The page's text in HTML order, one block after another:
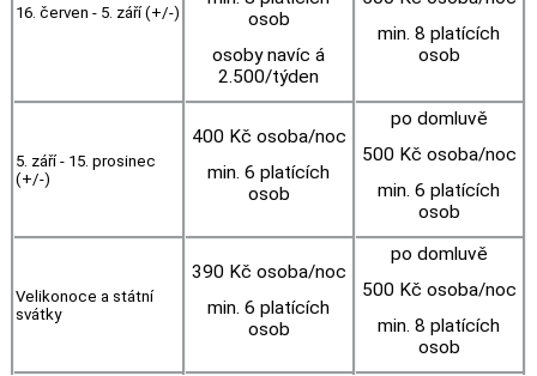
16. červen - 5. září (+/-)
osob
osoby navíc á
2.500/týden
min. 8 platících
osob
5. září - 15. prosinec
(+/-)
400 Kč osoba/noc
min. 6 platících
osob
po domluvě
500 Kč osoba/noc
min. 6 platících
osob
Velikonoce a státní
svátky
390 Kč osoba/noc
min. 6 platících
osob
po domluvě
500 Kč osoba/noc
min. 8 platících
osob